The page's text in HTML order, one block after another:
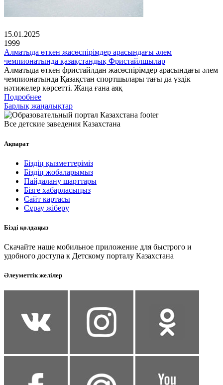
15.01.2025
1999
Алматыда өткен жасөспірімдер арасындағы әлем
чемпионатында қазақстандық Фристайлшылар
Алматыда өткен фристайлдан жасөспірімдер арасындағы әлем
чемпионатында Қазақстан спортшылары тағы да үздік
нәтижелер көрсетті. Жаңа ғана аяқ
Подробнее
Барлық жаңалықтар
Все детские заведения Казахстана
Ақпарат
Біздің қызметтеріміз
Біздің жобаларымыз
Пайдалану шарттары
Бізге хабарласыңыз
Сайт картасы
Сұрау жіберу
Бізді қолдаңыз
Скачайте наше мобильное приложение для быстрого и
удобного доступа к Детскому порталу Казахстана
Әлеуметтік желілер